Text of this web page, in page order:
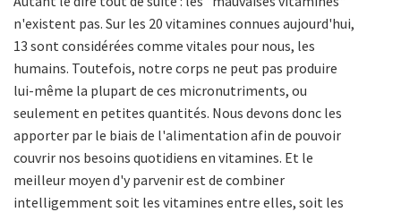
n'existent pas. Sur les 20 vitamines connues aujourd'hui,
13 sont considérées comme vitales pour nous, les
humains. Toutefois, notre corps ne peut pas produire
lui-même la plupart de ces micronutriments, ou
seulement en petites quantités. Nous devons donc les
apporter par le biais de l'alimentation afin de pouvoir
couvrir nos besoins quotidiens en vitamines. Et le
meilleur moyen d'y parvenir est de combiner
intelligemment soit les vitamines entre elles, soit les